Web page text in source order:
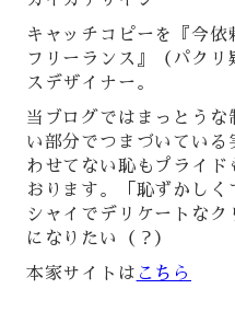
キャッチコピーを『今依
フリーランス』（パク
スデザイナー。
当ブログではまっとう
い部分でつまづいてい
わせてない恥もプライド
おります。「恥ずかし
シャイでデリケートな
になりたい（？）
本家サイトは こちら